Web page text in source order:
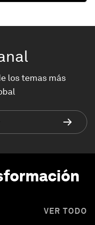
los temas más
VER TODO